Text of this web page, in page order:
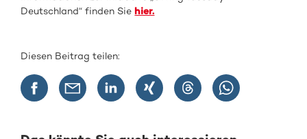
Deutschland“ finden Sie hier.
Diesen Beitrag teilen: